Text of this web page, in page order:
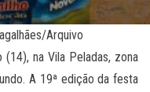
Arquivo
na Vila Peladas, zona
A 19ª edição da festa